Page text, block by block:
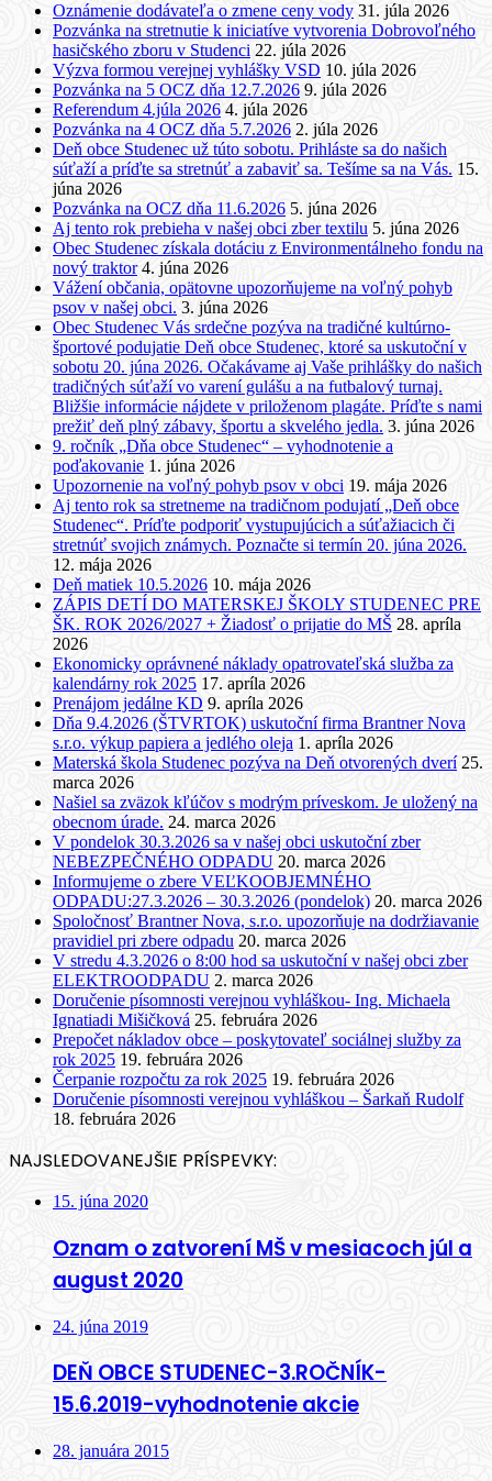
Oznámenie dodávateľa o zmene ceny vody 31. júla 2026
Pozvánka na stretnutie k iniciatíve vytvorenia Dobrovoľného
hasičského zboru v Studenci 22. júla 2026
Výzva formou verejnej vyhlášky VSD 10. júla 2026
Pozvánka na 5 OCZ dňa 12.7.2026 9. júla 2026
Referendum 4.júla 2026 4. júla 2026
Pozvánka na 4 OCZ dňa 5.7.2026 2. júla 2026
Deň obce Studenec už túto sobotu. Prihláste sa do našich
súťaží a príďte sa stretnúť a zabaviť sa. Tešíme sa na Vás. 15.
júna 2026
Pozvánka na OCZ dňa 11.6.2026 5. júna 2026
Aj tento rok prebieha v našej obci zber textilu 5. júna 2026
Obec Studenec získala dotáciu z Environmentálneho fondu na
nový traktor 4. júna 2026
Vážení občania, opätovne upozorňujeme na voľný pohyb
psov v našej obci. 3. júna 2026
Obec Studenec Vás srdečne pozýva na tradičné kultúrno-
športové podujatie Deň obce Studenec, ktoré sa uskutoční v
sobotu 20. júna 2026. Očakávame aj Vaše prihlášky do našich
tradičných súťaží vo varení gulášu a na futbalový turnaj.
Bližšie informácie nájdete v priloženom plagáte. Príďte s nami
prežiť deň plný zábavy, športu a skvelého jedla. 3. júna 2026
9. ročník „Dňa obce Studenec“ – vyhodnotenie a
poďakovanie 1. júna 2026
Upozornenie na voľný pohyb psov v obci 19. mája 2026
Aj tento rok sa stretneme na tradičnom podujatí „Deň obce
Studenec“. Príďte podporiť vystupujúcich a súťažiacich či
stretnúť svojich známych. Poznačte si termín 20. júna 2026.
12. mája 2026
Deň matiek 10.5.2026 10. mája 2026
ZÁPIS DETÍ DO MATERSKEJ ŠKOLY STUDENEC PRE
ŠK. ROK 2026/2027 + Žiadosť o prijatie do MŠ 28. apríla
2026
Ekonomicky oprávnené náklady opatrovateľská služba za
kalendárny rok 2025 17. apríla 2026
Prenájom jedálne KD 9. apríla 2026
Dňa 9.4.2026 (ŠTVRTOK) uskutoční firma Brantner Nova
s.r.o. výkup papiera a jedlého oleja 1. apríla 2026
Materská škola Studenec pozýva na Deň otvorených dverí 25.
marca 2026
Našiel sa zväzok kľúčov s modrým príveskom. Je uložený na
obecnom úrade. 24. marca 2026
V pondelok 30.3.2026 sa v našej obci uskutoční zber
NEBEZPEČNÉHO ODPADU 20. marca 2026
Informujeme o zbere VEĽKOOBJEMNÉHO
ODPADU:27.3.2026 – 30.3.2026 (pondelok) 20. marca 2026
Spoločnosť Brantner Nova, s.r.o. upozorňuje na dodržiavanie
pravidiel pri zbere odpadu 20. marca 2026
V stredu 4.3.2026 o 8:00 hod sa uskutoční v našej obci zber
ELEKTROODPADU 2. marca 2026
Doručenie písomnosti verejnou vyhláškou- Ing. Michaela
Ignatiadi Mišičková 25. februára 2026
Prepočet nákladov obce – poskytovateľ sociálnej služby za
rok 2025 19. februára 2026
Čerpanie rozpočtu za rok 2025 19. februára 2026
Doručenie písomnosti verejnou vyhláškou – Šarkaň Rudolf
18. februára 2026
NAJSLEDOVANEJŠIE PRÍSPEVKY:
15. júna 2020
Oznam o zatvorení MŠ v mesiacoch júl a
august 2020
24. júna 2019
DEŇ OBCE STUDENEC-3.ROČNÍK-
15.6.2019-vyhodnotenie akcie
28. januára 2015